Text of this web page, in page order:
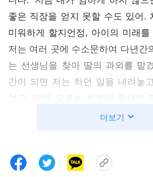
좋은 직장을 얻지 못할 수도 있어.
미워하게 할지언정, 아이의 미래를
저는 여러 곳에 수소문하여 다년간
는 선생님을 찾아 딸의 과외를 맡
간이 되면 저는 하던 일을 내려놓
었고, 딸이 모르는 부분이 있으면
에 와서 다시 풀게 했습니다. 딸이
수 있겠어?” 딸은 겁을 먹고 몸을
더보기